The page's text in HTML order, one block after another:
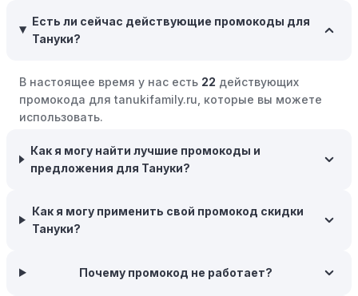
складские запасы. Планируйте заранее и покупайте
товары на следующий сезон, когда они будут в
Возможность бесплатной доставки:
Большинство
интернет-магазинов часто предлагают бесплатную
магазины предоставляют бесплатную доставку при
заказе на сумму, превышающую определенную,
Следите за социальными сетями:
подписчиками эксклюзивными кодами скидок или
Есть ли сейчас действующие промокоды для
Тануки?
В настоящее время у нас есть 22 действующих
промокода для tanukifamily.ru, которые вы можете
использовать.
Как я могу найти лучшие промокоды и
предложения для Тануки?
Как я могу применить свой промокод скидки
Тануки?
Почему промокод не работает?